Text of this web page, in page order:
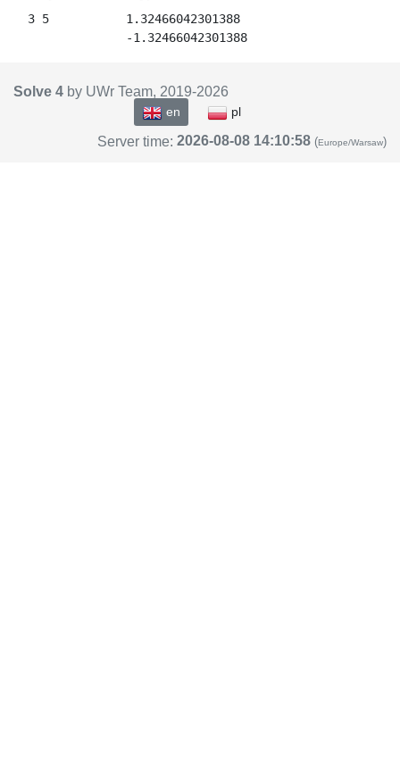
1.32466042301388
Solve 4 by UWr Team, 2019-2026
en pl
Server time: 2026-08-08 14:10:58 (Europe/Warsaw)